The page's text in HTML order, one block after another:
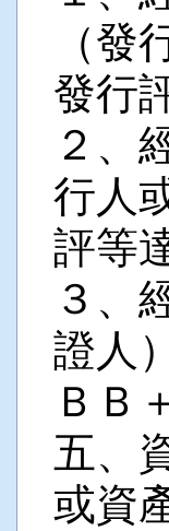
（
發行
２、
行人
評等
３、
證人
ＢＢ
五、
或資